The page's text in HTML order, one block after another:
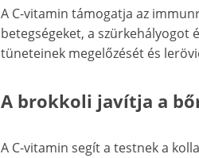
A C-vitamin támogatja az
betegségeket, a szürkehályogot
tüneteinek megelőzését és
A brokkoli javítja a
A C-vitamin segít a testnek a